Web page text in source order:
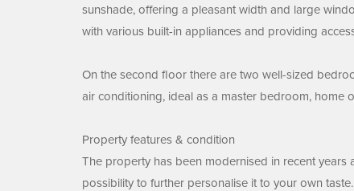
sunshade, offering a pleasant width and large
with various built-in appliances and providing
On the second floor there are two well-sized
air conditioning, ideal as a master bedroom, home
Property features & condition
The property has been modernised in recent
possibility to further personalise it to your own taste.